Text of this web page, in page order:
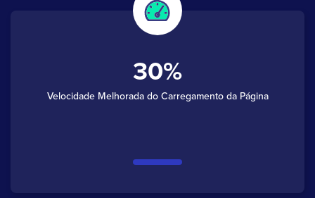
30
Velocidade Melhorada do Carregamento da Página